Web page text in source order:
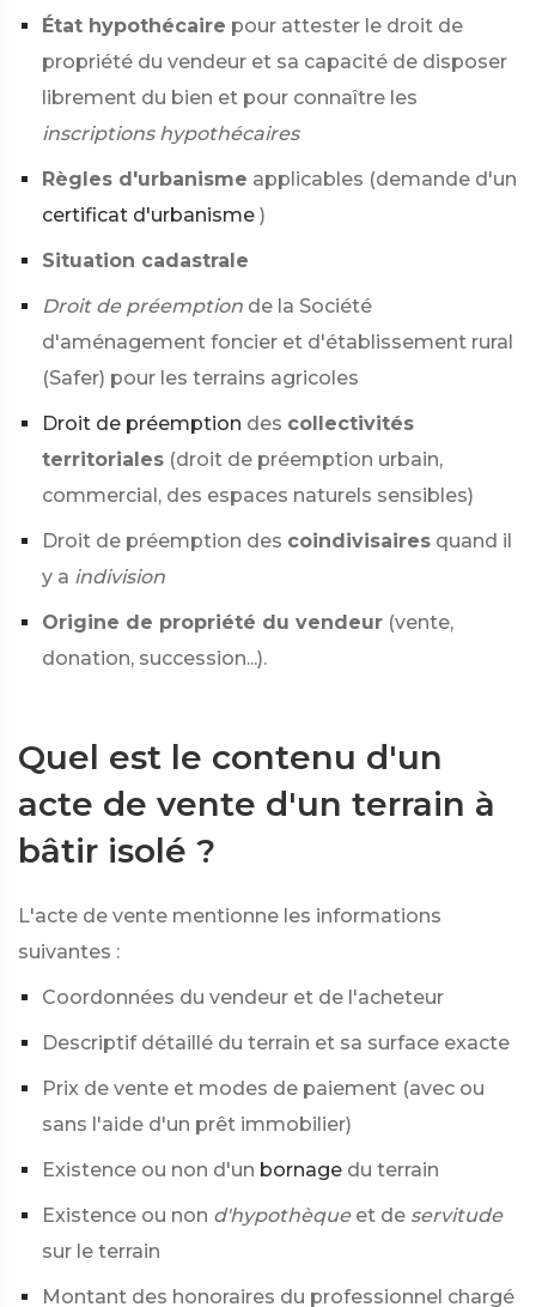
État hypothécaire pour attester le droit de
propriété du vendeur et sa capacité de disposer
librement du bien et pour connaître les
inscriptions hypothécaires
Règles d'urbanisme applicables (demande d'un
certificat d'urbanisme )
Situation cadastrale
Droit de préemption de la Société
d'aménagement foncier et d'établissement rural
(Safer) pour les terrains agricoles
Droit de préemption des collectivités
territoriales (droit de préemption urbain,
commercial, des espaces naturels sensibles)
Droit de préemption des coindivisaires quand il
y a indivision
Origine de propriété du vendeur (vente,
donation, succession...).
Quel est le contenu d'un
acte de vente d'un terrain à
bâtir isolé ?
L'acte de vente mentionne les informations
suivantes :
Coordonnées du vendeur et de l'acheteur
Descriptif détaillé du terrain et sa surface exacte
Prix de vente et modes de paiement (avec ou
sans l'aide d'un prêt immobilier)
Existence ou non d'un bornage du terrain
Existence ou non d'hypothèque et de servitude
sur le terrain
Montant des honoraires du professionnel chargé